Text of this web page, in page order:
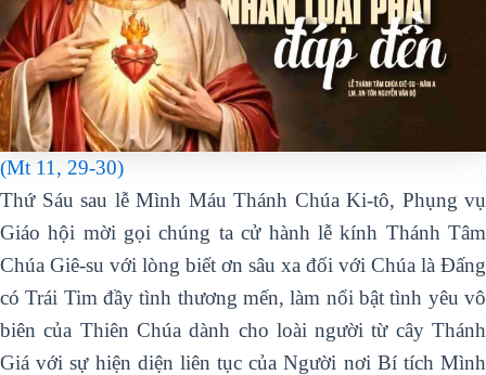
(Mt 11, 29-30)
Thứ Sáu sau lễ Mình Máu Thánh Chúa Ki-tô, Phụng vụ
Giáo hội mời gọi chúng ta cử hành lễ kính Thánh Tâm
Chúa Giê-su với lòng biết ơn sâu xa đối với Chúa là Đấng
có Trái Tim đầy tình thương mến, làm nổi bật tình yêu vô
biên của Thiên Chúa dành cho loài người từ cây Thánh
Giá với sự hiện diện liên tục của Người nơi Bí tích Mình